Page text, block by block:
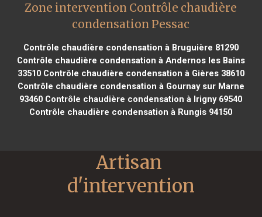
Zone intervention Contrôle chaudière
condensation Pessac
Contrôle chaudière condensation à Bruguière 81290
Contrôle chaudière condensation à Andernos les Bains
33510Contrôle chaudière condensation à Gières 38610
Contrôle chaudière condensation à Gournay sur Marne
93460 Contrôle chaudière condensation à Irigny 69540
Contrôle chaudière condensation à Rungis 94150
Artisan
d'intervention